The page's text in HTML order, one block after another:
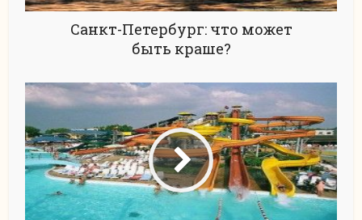
Санкт-Петербург: что может
быть краше?